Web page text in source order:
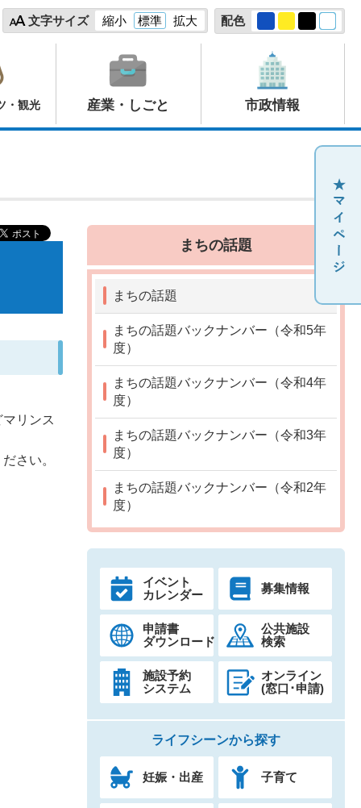
文字サイズ 縮小 標準 拡大 配色
・観光 産業・しごと 市政情報
リンス
さい。
まちの話題
まちの話題
まちの話題バックナンバー（令和5年
度）
まちの話題バックナンバー（令和4年
度）
まちの話題バックナンバー（令和3年
度）
まちの話題バックナンバー（令和2年
度）
イベント
カレンダー
募集情報
申請書
ダウンロード
公共施設
検索
施設予約
システム
オンライン
(窓口･申請)
ライフシーンから探す
妊娠・出産 子育て